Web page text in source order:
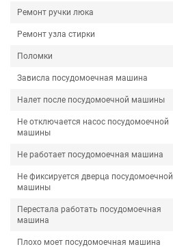
Ремонт ручки люка
Ремонт узла стирки
Поломки
Зависла посудомоечная машина
Налет после посудомоечной машины
Не отключается насос посудомоечной
машины
Не работает посудомоечная машина
Не фиксируется дверца посудомоечной
машины
Перестала работать посудомоечная
машина
Плохо моет посудомоечная машина